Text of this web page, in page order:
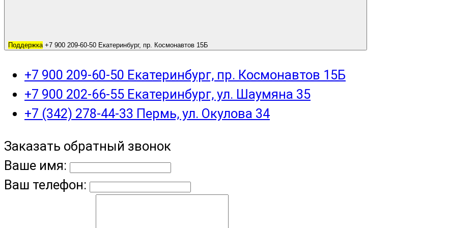
Поддержка +7 900 209-60-50 Екатеринбург, пр. Космонавтов 15Б
+7 900 209-60-50 Екатеринбург, пр. Космонавтов 15Б
+7 900 202-66-55 Екатеринбург, ул. Шаумяна 35
+7 (342) 278-44-33 Пермь, ул. Окулова 34
Заказать обратный звонок
Ваше имя:
Ваш телефон: